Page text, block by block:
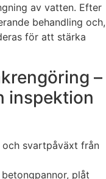
av vatten. Efter
behandling och,
för att stärka
–
inspektion
och svartpåväxt från
plåt